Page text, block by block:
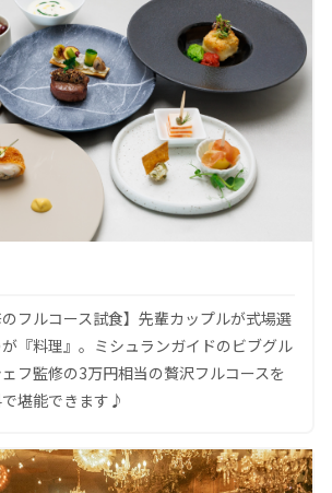
のフルコース試食】先輩カップルが式場選
『料理』。ミシュランガイドのビブグル
フ監修の3万円相当の贅沢フルコースを
堪能できます♪